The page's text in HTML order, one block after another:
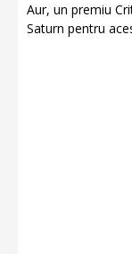
Aur, un premiu
Saturn pentru